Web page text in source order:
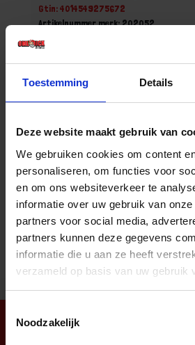
Toestemming Details
Deze website maakt gebruik van
We gebruiken cookies om content
personaliseren, om functies voor
en om ons websiteverkeer te
informatie over uw gebruik van
partners voor social media,
partners kunnen deze gegevens
informatie die u aan ze heeft
verzameld op basis van uw gebruik
Noodzakelijk
Gtin: 4014549275672
Artikelnummer merk: 202052
-
Bestel nu!
Aantal producten
Nieuwsbrief